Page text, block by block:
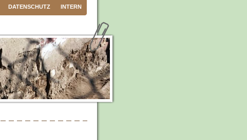
DATENSCHUTZ INTERN